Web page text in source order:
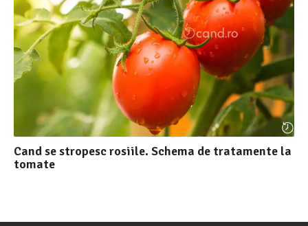
Cand se stropesc rosiile. Schema de tratamente la
tomate